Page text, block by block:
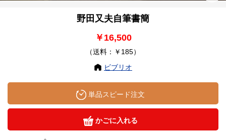
野田又夫自筆書簡
￥16,500
（送料：￥185）
ビブリオ
単品スピード注文
かごに入れる